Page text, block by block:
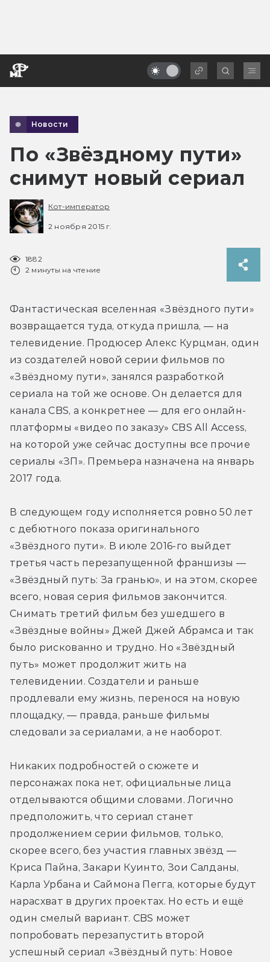
Новости
По «Звёздному пути»
снимут новый сериал
Кот-император
2 ноября 2015 г.
1882
2 минуты на чтение
Фантастическая вселенная «Звёздного пути»
возвращается туда, откуда пришла, — на
телевидение. Продюсер Алекс Курцман, один
из создателей новой серии фильмов по
«Звёздному пути», занялся разработкой
сериала на той же основе. Он делается для
канала CBS, а конкретнее — для его онлайн-
платформы «видео по заказу» CBS All Access,
на которой уже сейчас доступны все прочие
сериалы «ЗП». Премьера назначена на январь
2017 года.
В следующем году исполняется ровно 50 лет
с дебютного показа оригинального
«Звёздного пути». В июле 2016-го выйдет
третья часть перезапущенной франшизы —
«Звёздный путь: За гранью», и на этом, скорее
всего, новая серия фильмов закончится.
Снимать третий фильм без ушедшего в
«Звёздные войны» Джей Джей Абрамса и так
было рискованно и трудно. Но «Звёздный
путь» может продолжит жить на
телевидении. Создатели и раньше
продлевали ему жизнь, перенося на новую
площадку, — правда, раньше фильмы
следовали за сериалами, а не наоборот.
Никаких подробностей о сюжете и
персонажах пока нет, официальные лица
отделываются общими словами. Логично
предположить, что сериал станет
продолжением серии фильмов, только,
скорее всего, без участия главных звёзд —
Криса Пайна, Закари Куинто, Зои Салданы,
Карла Урбана и Саймона Пегга, которые будут
нарасхват в других проектах. Но есть и ещё
один смелый вариант. CBS может
попробовать перезапустить второй
успешный сериал «Звёздный путь: Новое